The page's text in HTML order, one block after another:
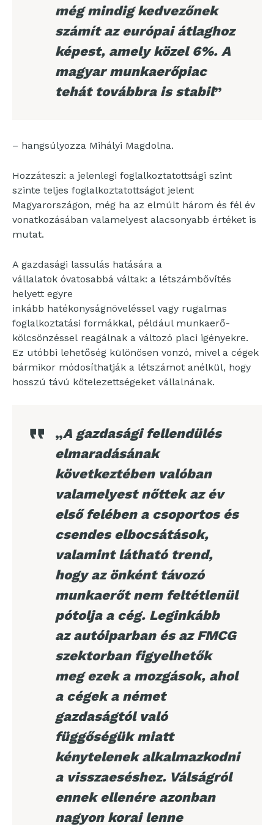
még mindig kedvezőnek
számít az európai átlaghoz
képest, amely közel 6%. A
magyar munkaerőpiac
tehát továbbra is stabil”
– hangsúlyozza Mihályi Magdolna.
Hozzáteszi: a jelenlegi foglalkoztatottsági szint
szinte teljes foglalkoztatottságot jelent
Magyarországon, még ha az elmúlt három és fél év
vonatkozásában valamelyest alacsonyabb értéket is
mutat.
A gazdasági lassulás hatására a
vállalatok óvatosabbá váltak: a létszámbővítés
helyett egyre
inkább hatékonyságnöveléssel vagy rugalmas
foglalkoztatási formákkal, például munkaerő-
kölcsönzéssel reagálnak a változó piaci igényekre.
Ez utóbbi lehetőség különösen vonzó, mivel a cégek
bármikor módosíthatják a létszámot anélkül, hogy
hosszú távú kötelezettségeket vállalnának.
„A gazdasági fellendülés
elmaradásának
következtében valóban
valamelyest nőttek az év
első felében a csoportos és
csendes elbocsátások,
valamint látható trend,
hogy az önként távozó
munkaerőt nem feltétlenül
pótolja a cég. Leginkább
az autóiparban és az FMCG
szektorban figyelhetők
meg ezek a mozgások, ahol
a cégek a német
gazdaságtól való
függőségük miatt
kénytelenek alkalmazkodni
a visszaeséshez. Válságról
ennek ellenére azonban
nagyon korai lenne